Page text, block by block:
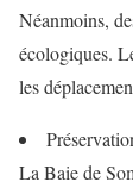
Néanmoins,
écologiques.
les
La Baie de